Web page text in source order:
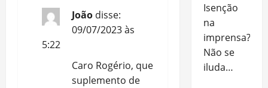
João disse:
09/07/2023 às
5:22
Caro Rogério, que
suplemento de
Isenção
na
imprensa?
Não se
iluda…